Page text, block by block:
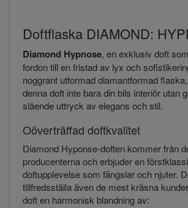
Doftflaska DIAMOND:
Diamond Hypnose, en exklusiv doft
fordon till en fristad av lyx och
noggrant utformad diamantformad
denna doft inte bara din bils interiör utan
slående uttryck av elegans och stil.
Oöverträffad doftkvalitet
Diamond Hyponse-doften kommer från
producenterna och erbjuder en
doftupplevelse som fängslar och njuter.
tillfredsställa även de mest kräsna
doft en harmonisk blandning av: